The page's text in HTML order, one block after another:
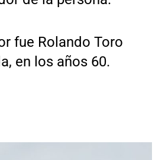
fue Rolando Toro
en los años 60.